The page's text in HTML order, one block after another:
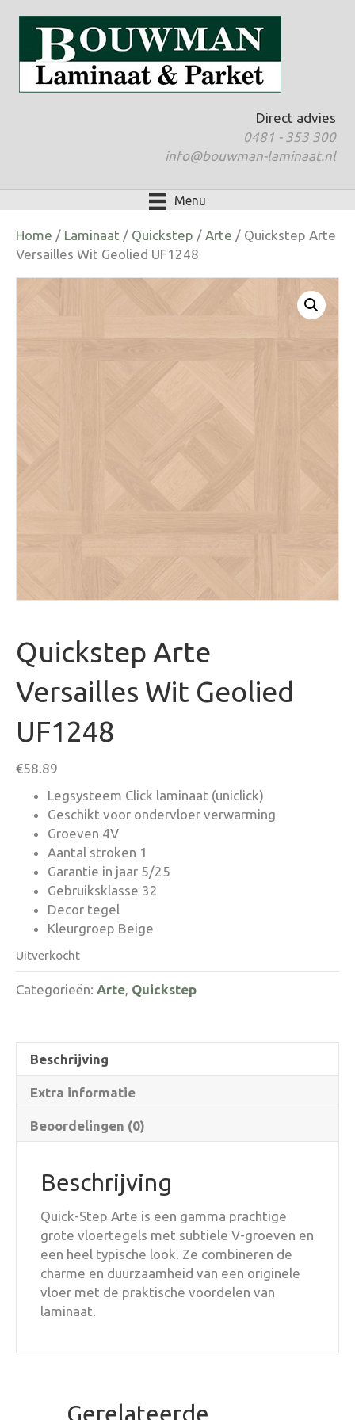
Direct advies
0481 - 353 300
info@bouwman-laminaat.nl
Menu
Home / Laminaat / Quickstep / Arte / Quickstep Arte
Versailles Wit Geolied UF1248
Quickstep Arte
Versailles Wit Geolied
UF1248
€58.89
Legsysteem Click laminaat (uniclick)
Geschikt voor ondervloer verwarming
Groeven 4V
Aantal stroken 1
Garantie in jaar 5/25
Gebruiksklasse 32
Decor tegel
Kleurgroep Beige
Uitverkocht
Categorieën: Arte, Quickstep
Beschrijving
Extra informatie
Beoordelingen (0)
Beschrijving
Quick-Step Arte is een gamma prachtige
grote vloertegels met subtiele V-groeven en
een heel typische look. Ze combineren de
charme en duurzaamheid van een originele
vloer met de praktische voordelen van
laminaat.
Gerelateerde